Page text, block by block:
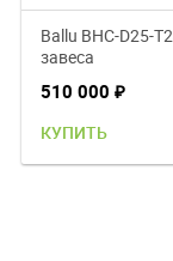
Ballu BHC-D25-
завеса
510 000 ₽
КУПИТЬ